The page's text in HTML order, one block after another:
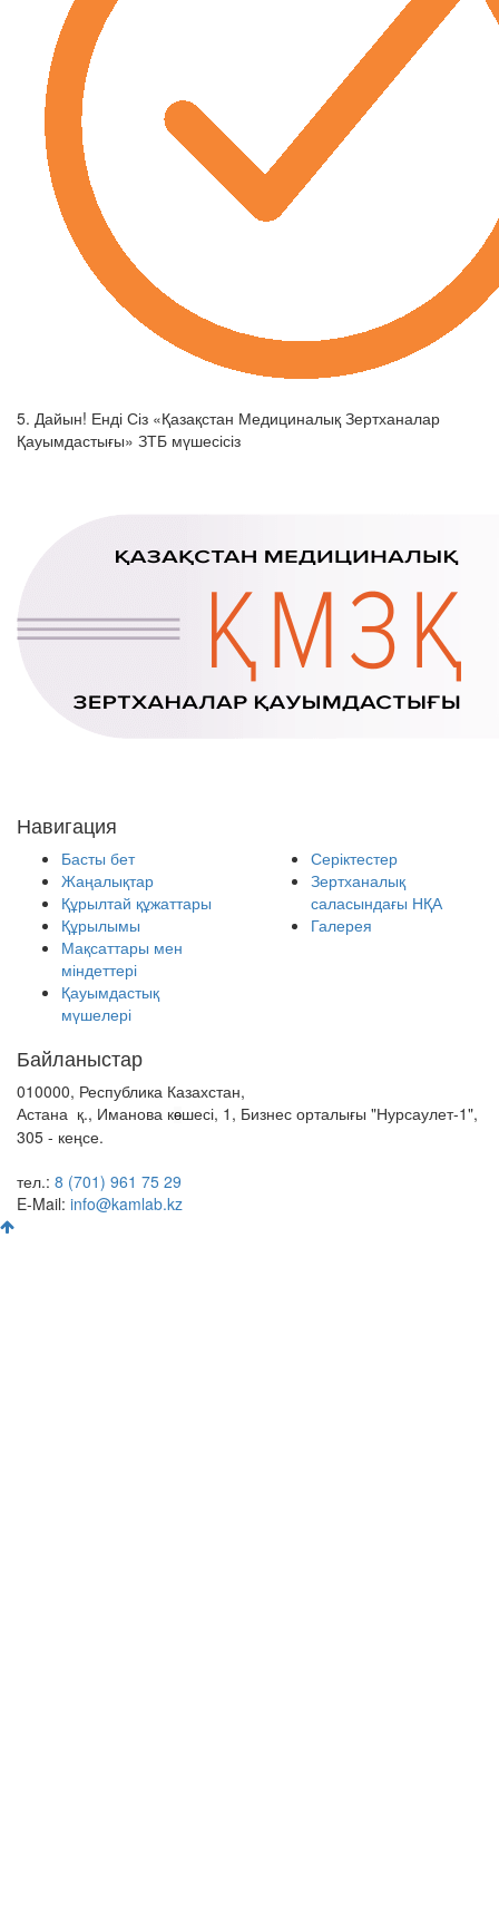
5. Дайын! Енді Сіз «Қазақстан Медициналық Зертханалар
Қауымдастығы» ЗТБ мүшесісіз
Навигация
Басты бет
Жаңалықтар
Құрылтай құжаттары
Құрылымы
Мақсаттары мен
міндеттері
Қауымдастық
мүшелері
Серіктестер
Зертханалық
саласындағы НҚА
Галерея
Байланыстар
010000, Республика Казахстан,
Астана қ., Иманова көшесі, 1, Бизнес орталығы "Нурсаулет-1",
305 - кеңсе.
тел.: 8 (701) 961 75 29
E-Mail: info@kamlab.kz